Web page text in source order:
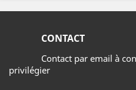
CONTACT
Contact par email à
privilégier